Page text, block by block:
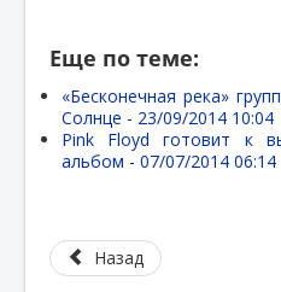
Еще по теме:
«Бесконечная река»
Солнце - 23/09/2014 10:04
Pink Floyd готовит к
альбом - 07/07/2014 06:14
Назад